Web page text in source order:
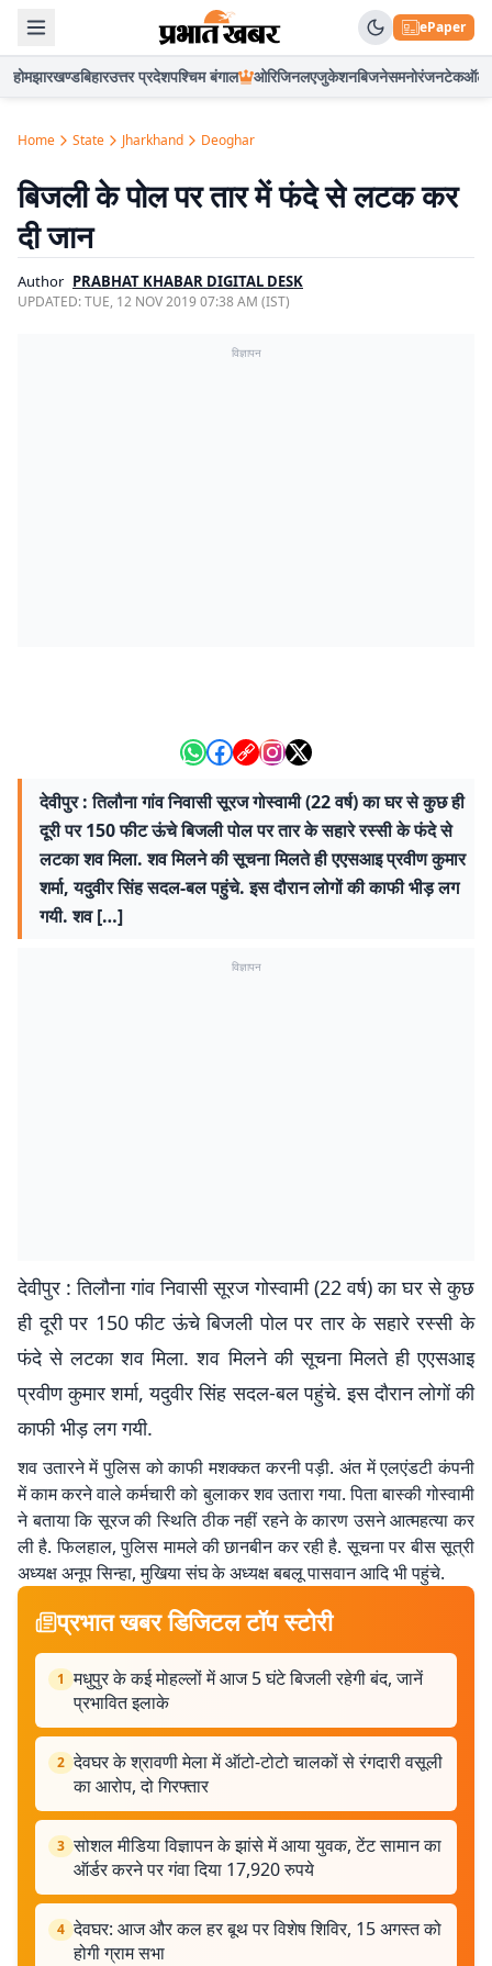
ePaper
होमझारखण्डबिहारउत्तर प्रदेशपश्चिम बंगाल ओरिजिनलएजुकेशनबिजनेसमनोरंजनटेकऑटो
Home State Jharkhand Deoghar
बिजली के पोल पर तार में फंदे से लटक कर
दी जान
Author PRABHAT KHABAR DIGITAL DESK
UPDATED:TUE, 12 NOV 2019 07:38 AM (IST)
विज्ञापन
देवीपुर : तिलौना गांव निवासी सूरज गोस्वामी (22 वर्ष) का घर से कुछ ही
दूरी पर 150 फीट ऊंचे बिजली पोल पर तार के सहारे रस्सी के फंदे से
लटका शव मिला. शव मिलने की सूचना मिलते ही एएसआइ प्रवीण कुमार
शर्मा, यदुवीर सिंह सदल-बल पहुंचे. इस दौरान लोगों की काफी भीड़ लग
गयी. शव […]
विज्ञापन
देवीपुर : तिलौना गांव निवासी सूरज गोस्वामी (22 वर्ष) का घर से कुछ
ही दूरी पर 150 फीट ऊंचे बिजली पोल पर तार के सहारे रस्सी के
फंदे से लटका शव मिला. शव मिलने की सूचना मिलते ही एएसआइ
प्रवीण कुमार शर्मा, यदुवीर सिंह सदल-बल पहुंचे. इस दौरान लोगों की
काफी भीड़ लग गयी.
शव उतारने में पुलिस को काफी मशक्कत करनी पड़ी. अंत में एलएंडटी कंपनी
में काम करने वाले कर्मचारी को बुलाकर शव उतारा गया. पिता बास्की गोस्वामी
ने बताया कि सूरज की स्थिति ठीक नहीं रहने के कारण उसने आत्महत्या कर
ली है. फिलहाल, पुलिस मामले की छानबीन कर रही है. सूचना पर बीस सूत्री
अध्यक्ष अनूप सिन्हा, मुखिया संघ के अध्यक्ष बबलू पासवान आदि भी पहुंचे.
प्रभात खबर डिजिटल टॉप स्टोरी
1 मधुपुर के कई मोहल्लों में आज 5 घंटे बिजली रहेगी बंद, जानें
प्रभावित इलाके
2 देवघर के श्रावणी मेला में ऑटो-टोटो चालकों से रंगदारी वसूली
का आरोप, दो गिरफ्तार
3 सोशल मीडिया विज्ञापन के झांसे में आया युवक, टेंट सामान का
ऑर्डर करने पर गंवा दिया 17,920 रुपये
4 देवघर: आज और कल हर बूथ पर विशेष शिविर, 15 अगस्त को
होगी ग्राम सभा